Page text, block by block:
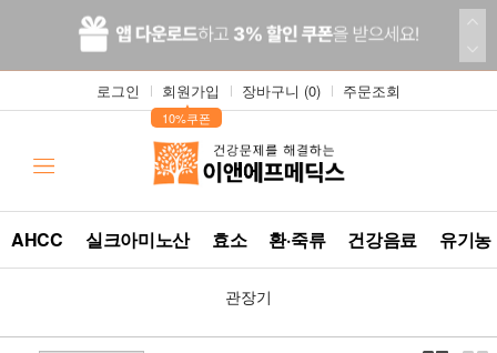
로그인 회원가입
▲
10%쿠폰
장바구니 (0) 주문조회
AHCC 실크아미노산 효소 환·죽류 건강음료 유기
관장기